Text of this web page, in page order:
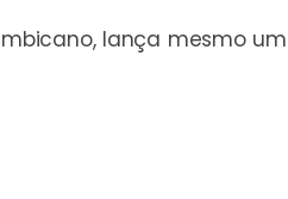
lança mesmo um